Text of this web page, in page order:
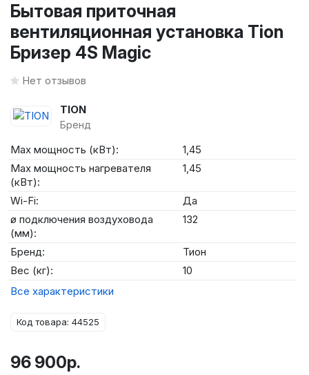
Бытовая приточная
вентиляционная установка Tion
Бризер 4S Magic
Нет отзывов
TION
Бренд
Max мощность (кВт):
1,45
Max мощность нагревателя
(кВт):
1,45
Wi-Fi:
Да
ø подключения воздуховода
(мм):
132
Бренд:
Тион
Вес (кг):
10
Все характеристики
Код товара: 44525
96 900р.